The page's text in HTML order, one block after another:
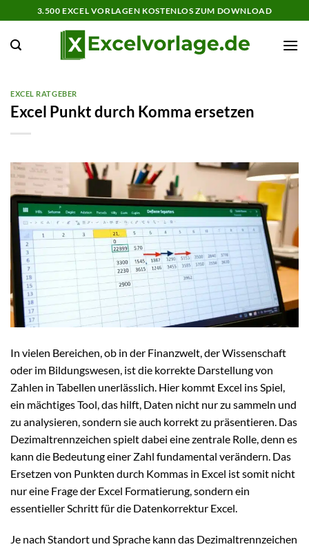
Inhalt
springen
3.500 EXCEL VORLAGEN KOSTENLOS ZUM DOWNLOAD
EXCEL RATGEBER
Excel Punkt durch Komma ersetzen
In vielen Bereichen, ob in der Finanzwelt, der Wissenschaft
oder im Bildungswesen, ist die korrekte Darstellung von
Zahlen in Tabellen unerlässlich. Hier kommt Excel ins Spiel,
ein mächtiges Tool, das hilft, Daten nicht nur zu sammeln und
zu analysieren, sondern sie auch korrekt zu präsentieren. Das
Dezimaltrennzeichen spielt dabei eine zentrale Rolle, denn es
kann die Bedeutung einer Zahl fundamental verändern. Das
Ersetzen von Punkten durch Kommas in Excel ist somit nicht
nur eine Frage der Excel Formatierung, sondern ein
essentieller Schritt für die Datenkorrektur Excel.
Je nach Standort und Sprache kann das Dezimaltrennzeichen